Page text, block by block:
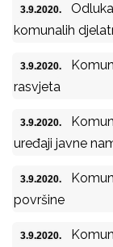
3.9.2020.
komunalih
3.9.2020.
rasvjeta
3.9.2020.
uređaji javne
3.9.2020.
površine
3.9.2020.